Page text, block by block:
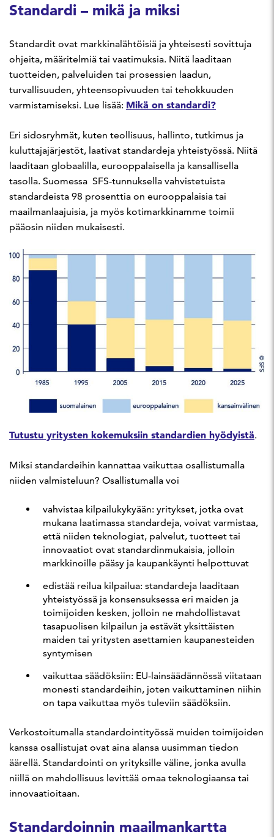
Standardi – mikä ja miksi
Standardit ovat markkinalähtöisiä ja yhteisesti sovittuja
ohjeita, määritelmiä tai vaatimuksia. Niitä laaditaan
tuotteiden, palveluiden tai prosessien laadun,
turvallisuuden, yhteensopivuuden tai tehokkuuden
varmistamiseksi. Lue lisää: Mikä on standardi?
Eri sidosryhmät, kuten teollisuus, hallinto, tutkimus ja
kuluttajajärjestöt, laativat standardeja yhteistyössä. Niitä
laaditaan globaalilla, eurooppalaisella ja kansallisella
tasolla. Suomessa SFS-tunnuksella vahvistetuista
standardeista 98 prosenttia on eurooppalaisia tai
maailmanlaajuisia, ja myös kotimarkkinamme toimii
pääosin niiden mukaisesti.
Tutustu yritysten kokemuksiin standardien hyödyistä.
Miksi standardeihin kannattaa vaikuttaa osallistumalla
niiden valmisteluun? Osallistumalla voi
vahvistaa kilpailukykyään: yritykset, jotka ovat
mukana laatimassa standardeja, voivat varmistaa,
että niiden teknologiat, palvelut, tuotteet tai
innovaatiot ovat standardinmukaisia, jolloin
markkinoille pääsy ja kaupankäynti helpottuvat
edistää reilua kilpailua: standardeja laaditaan
yhteistyössä ja konsensuksessa eri maiden ja
toimijoiden kesken, jolloin ne mahdollistavat
tasapuolisen kilpailun ja estävät yksittäisten
maiden tai yritysten asettamien kaupanesteiden
syntymisen
vaikuttaa säädöksiin: EU-lainsäädännössä viitataan
monesti standardeihin, joten vaikuttaminen niihin
on tapa vaikuttaa myös tuleviin säädöksiin.
Verkostoitumalla standardointityössä muiden toimijoiden
kanssa osallistujat ovat aina alansa uusimman tiedon
äärellä. Standardointi on yrityksille väline, jonka avulla
niillä on mahdollisuus levittää omaa teknologiaansa tai
innovaatioitaan.
Standardoinnin maailmankartta